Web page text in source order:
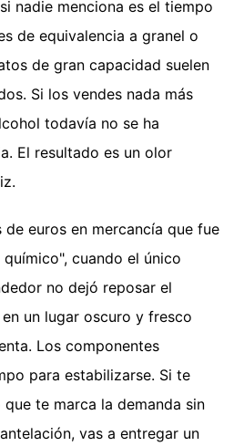
nadie menciona es el tiempo
de equivalencia a granel o
de gran capacidad suelen
Si los vendes nada más
todavía no se ha
El resultado es un olor
euros en mercancía que fue
cuando el único
no dejó reposar el
un lugar oscuro y fresco
Los componentes
para estabilizarse. Si te
te marca la demanda sin
vas a entregar un